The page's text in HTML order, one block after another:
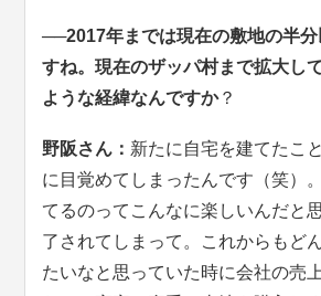
──2017年までは現在の敷地の半
すね。現在のザッパ村まで拡大し
ような経緯なんですか？
野阪さん： 新たに自宅を建てたこ
に目覚めてしまったんです（笑）
てるのってこんなに楽しいんだと
了されてしまって。これからもど
たいなと思っていた時に会社の売